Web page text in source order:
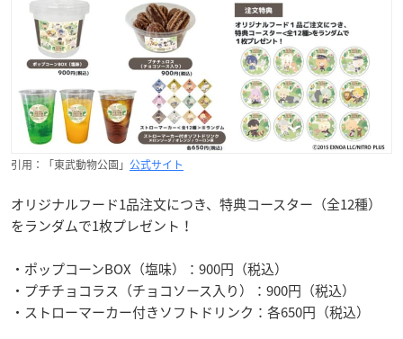
引用：「東武動物公園」 公式サイト
オリジナルフード1品注文につき、特典コースター（全12種）
をランダムで1枚プレゼント！
・ポップコーンBOX（塩味）：900円（税込）
・プチチョコラス（チョコソース入り）：900円（税込）
・ストローマーカー付きソフトドリンク：各650円（税込）